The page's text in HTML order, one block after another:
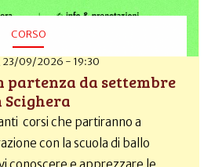
CORSO
23/09/2026 - 19:30
partenza da settembre
Scighera
corsi che partiranno a
con la scuola di ballo
conoscere e apprezzare le